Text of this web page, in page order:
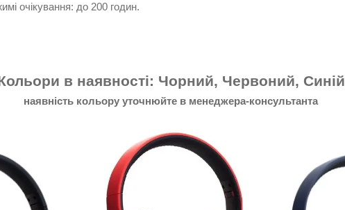
очікування: до 200 годин.
в наявності: Чорний, Червоний, Синій
наявність кольору уточнюйте в менеджера-консультанта